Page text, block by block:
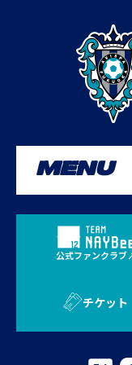
MENU
公式ファンクラブ
チケット